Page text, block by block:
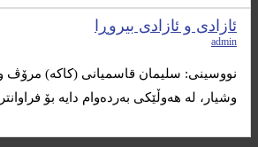
ئازادی و ئازادی بیروڕا
admin
نووسینی: سلیمان قاسمیانی (کاکە) مرۆڤ
وشیار، لە هەوڵێکی بەردەوام دایە بۆ